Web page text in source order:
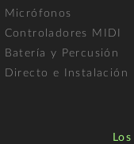
Micrófonos
Controladores MIDI
Batería y Percusión
Directo e Instalación